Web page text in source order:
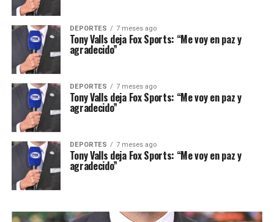
DEPORTES 7 meses ago
Tony Valls deja Fox Sports: “Me voy en paz y
agradecido”
DEPORTES 7 meses ago
Tony Valls deja Fox Sports: “Me voy en paz y
agradecido”
DEPORTES 7 meses ago
Tony Valls deja Fox Sports: “Me voy en paz y
agradecido”